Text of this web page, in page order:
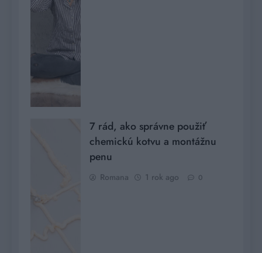
7 rád, ako správne použiť
chemickú kotvu a montážnu
penu
Romana 1 rok ago 0